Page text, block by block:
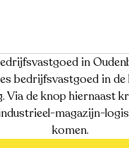
in
bedrijfsvastgoed in
Via de knop hiernaast
magazijn-
komen.